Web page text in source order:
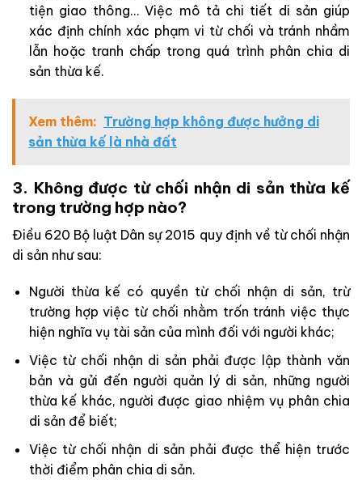
tiện giao thông… Việc mô tả chi tiết di sản giúp
xác định chính xác phạm vi từ chối và tránh nhầm
lẫn hoặc tranh chấp trong quá trình phân chia di
sản thừa kế.
Xem thêm: Trường hợp không được hưởng di
sản thừa kế là nhà đất
3. Không được từ chối nhận di sản thừa kế
trong trường hợp nào?
Điều 620 Bộ luật Dân sự 2015 quy định về từ chối nhận
di sản như sau:
Người thừa kế có quyền từ chối nhận di sản, trừ
trường hợp việc từ chối nhằm trốn tránh việc thực
hiện nghĩa vụ tài sản của mình đối với người khác;
Việc từ chối nhận di sản phải được lập thành văn
bản và gửi đến người quản lý di sản, những người
thừa kế khác, người được giao nhiệm vụ phân chia
di sản để biết;
Việc từ chối nhận di sản phải được thể hiện trước
thời điểm phân chia di sản.